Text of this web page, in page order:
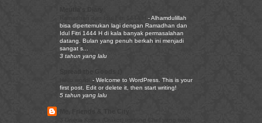
-Alhamdulillah
bisa dipertemukan lagi dengan Ramadhan dan
Idul Fitri 1444 H di kala banyak permasalahan
datang. Bulan yang penuh berkah ini menjadi
sangat s...
3 tahun yang lalu
- Welcome to WordPress. This is your
first post. Edit or delete it, then start writing!
5 tahun yang lalu